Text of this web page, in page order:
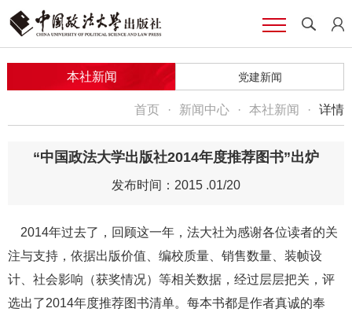
本社新闻 党建新闻
首页 · 新闻中心 · 本社新闻 · 详情
“中国政法大学出版社2014年度推荐图书”出炉
发布时间：2015 .01/20
2014年过去了，回顾这一年，法大社为感谢各位读者的关
注与支持，依据出版价值、编校质量、销售数量、装帧设
计、社会影响（获奖情况）等相关数据，经过层层把关，评
选出了2014年度推荐图书清单。每本书都是作者真诚的奉